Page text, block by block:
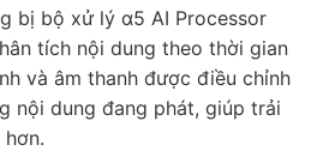
bị bộ xử lý α5 AI Processor
tích nội dung theo thời gian
và âm thanh được điều chỉnh
nội dung đang phát, giúp trải